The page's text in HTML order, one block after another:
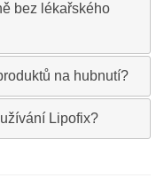
bez lékařského
na hubnutí?
Lipofix?